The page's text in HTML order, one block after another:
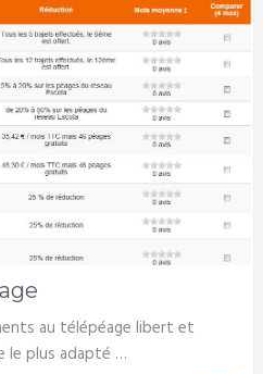
au télépéage libert et
le plus adapté …